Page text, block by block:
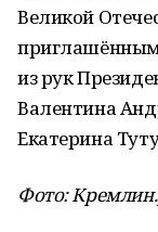
Великой
приглашённым
из рук
Валентина
Екатерина
Фото: